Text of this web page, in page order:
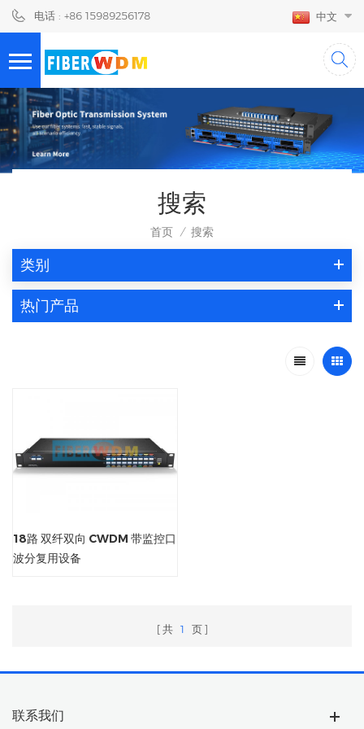
电话 : +86 15989256178 中文
搜索
首页 / 搜索
类别
热门产品
18路 双纤双向 CWDM 带监控口
波分复用设备
共 1 页
联系我们